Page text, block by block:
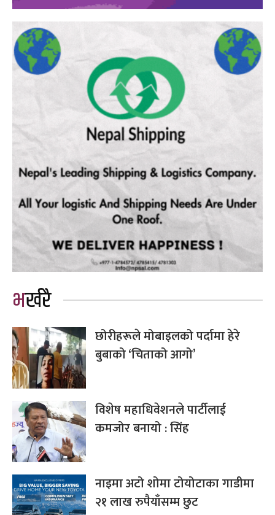
भर्खरै
छोरीहरूले मोबाइलको पर्दामा हेरे
बुबाको ‘चिताको आगो’
विशेष महाधिवेशनले पार्टीलाई
कमजोर बनायो : सिंह
नाइमा अटो शोमा टोयोटाका गाडीमा
२१ लाख रुपैयाँसम्म छुट